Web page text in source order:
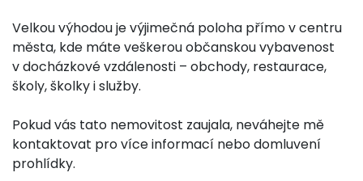
Velkou výhodou je výjimečná poloha přímo v centru
města, kde máte veškerou občanskou vybavenost
v docházkové vzdálenosti – obchody, restaurace,
školy, školky i služby.
Pokud vás tato nemovitost zaujala, neváhejte mě
kontaktovat pro více informací nebo domluvení
prohlídky.